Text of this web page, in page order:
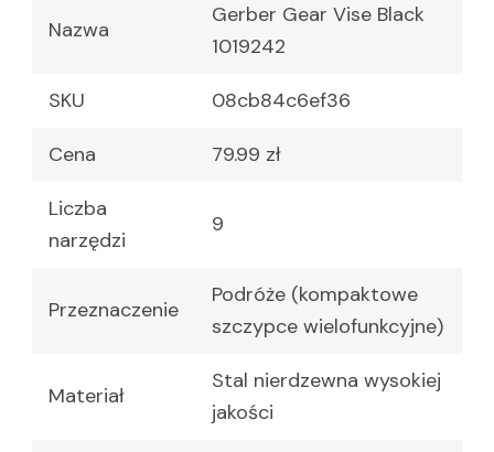
Nazwa
Gerber Gear Vise Black
1019242
SKU 08cb84c6ef36
Cena 79.99 zł
Liczba
narzędzi
9
Przeznaczenie
Podróże (kompaktowe
szczypce wielofunkcyjne)
Materiał
Stal nierdzewna wysokiej
jakości